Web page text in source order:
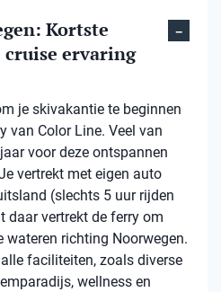
Kortste
ervaring
je skivakantie te beginnen
van Color Line. Veel van
voor deze ontspannen
vertrekt met eigen auto
(slechts 5 uur rijden
daar vertrekt de ferry om
wateren richting Noorwegen.
faciliteiten, zoals diverse
wellness en